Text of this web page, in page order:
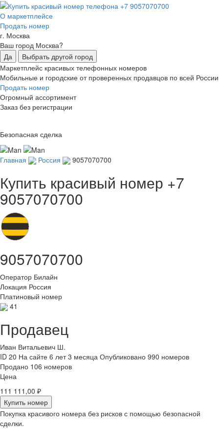
О маркетплейсе
Продать номер
г. Москва
Ваш город Москва?
Да
Выбрать другой город
Маркетплейс красивых телефонных номеров
Мобильные и городские от проверенных продавцов по всей России
Продать номер
Огромный ассортимент
Заказ без регистрации
Безопасная сделка
Главная Россия 9057070700
Купить красивый номер +7
9057070700
9057070700
Оператор Билайн
Локация Россия
Платиновый номер
41
Продавец
Иван Витальевич Ш.
ID 20 На сайте 6 лет 3 месяца Опубликовано 990 номеров
Продано 106 номеров
Цена
111 111,00 ₽
Купить номер
Покупка красивого номера без рисков с помощью безопасной
сделки.